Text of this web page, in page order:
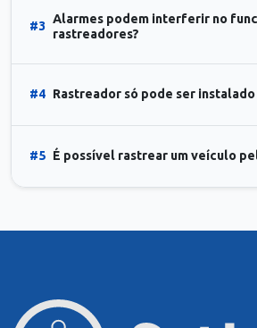
#3
Alarmes podem interferir no
rastreadores?
#4 Rastreador só pode ser instalado
#5 É possível rastrear um veículo